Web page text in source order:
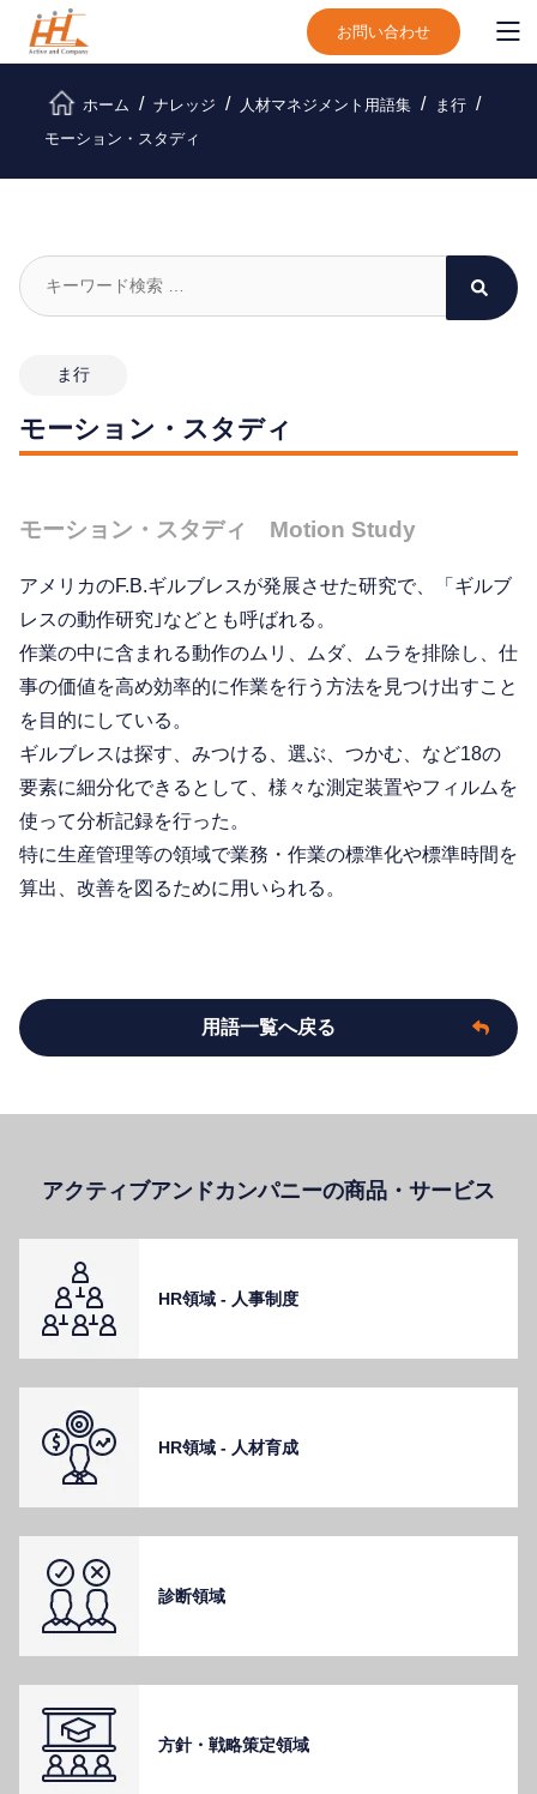
お問い合わせ
ホーム ナレッジ 人材マネジメント用語集
ま行
モーション・スタディ
ま行
モーション・スタディ
モーション・スタディ Motion Study
アメリカのF.B.ギルブレスが発展させた研究で、「ギルブ
レスの動作研究｣などとも呼ばれる。
作業の中に含まれる動作のムリ、ムダ、ムラを排除し、仕
事の価値を高め効率的に作業を行う方法を見つけ出すこと
を目的にしている。
ギルブレスは探す、みつける、選ぶ、つかむ、など18の
要素に細分化できるとして、様々な測定装置やフィルムを
使って分析記録を行った。
特に生産管理等の領域で業務・作業の標準化や標準時間を
算出、改善を図るために用いられる。
用語一覧へ戻る
アクティブアンドカンパニーの商品・サービス
HR領域 - ⼈事制度
HR領域 - ⼈材育成
診断領域
⽅針・戦略策定領域